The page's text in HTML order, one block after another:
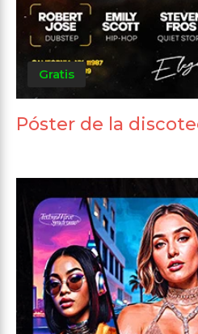
Gratis
Póster de la